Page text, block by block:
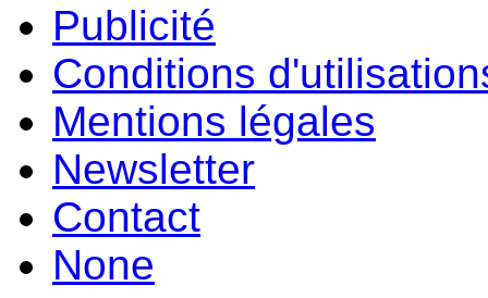
Publicité
Conditions
Mentions légales
Newsletter
Contact
None